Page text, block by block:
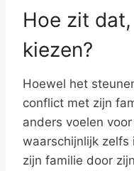
Hoe zit
kiezen?
Hoewel het
conflict met zijn
anders voelen
waarschijnlijk
zijn familie door